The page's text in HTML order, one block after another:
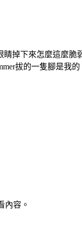
掉下來怎麼這麼
拔的一隻腳是我的
內容。